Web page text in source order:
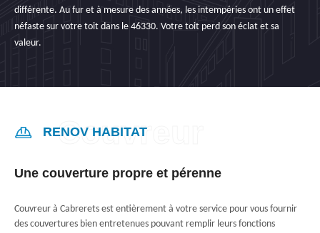
différente. Au fur et à mesure des années, les intempéries ont un effet
néfaste sur votre toit dans le 46330. Votre toit perd son éclat et sa
valeur.
RENOV HABITAT
Une couverture propre et pérenne
Couvreur à Cabrerets est entièrement à votre service pour vous fournir
des couvertures bien entretenues pouvant remplir leurs fonctions